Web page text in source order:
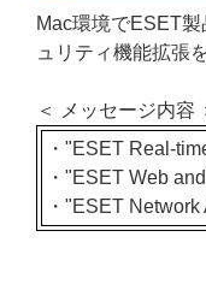
Mac環境でESET
ュリティ機能拡張
＜ メッセージ内容
・"ESET Real-
・"ESET Web
・"ESET